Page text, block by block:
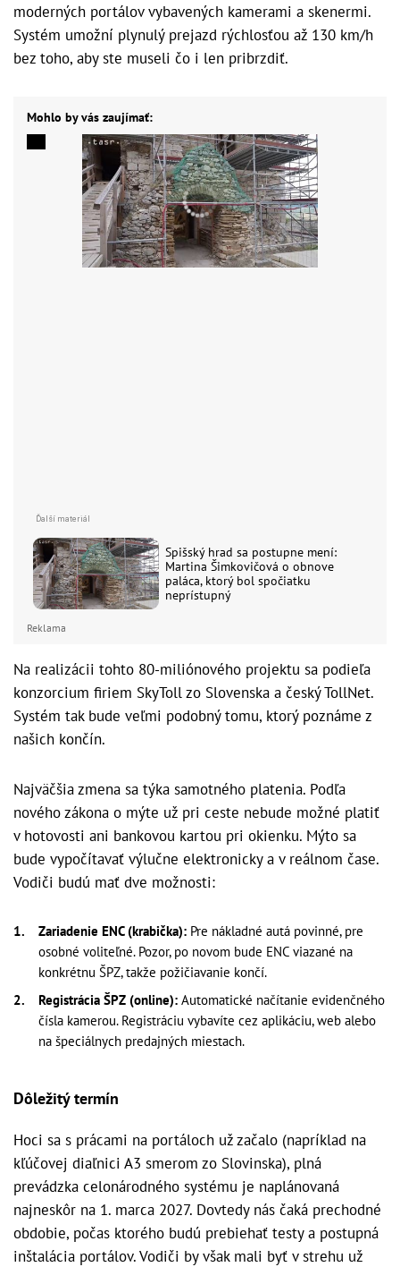
moderných portálov vybavených kamerami a skenermi.
Systém umožní plynulý prejazd rýchlosťou až 130 km/h
bez toho, aby ste museli čo i len pribrzdiť.
Mohlo by vás zaujímať:
Spišský hrad sa postupne mení:
Martina Šimkovičová o obnove
paláca, ktorý bol spočiatku
neprístupný
Reklama
Na realizácii tohto 80-miliónového projektu sa podieľa
konzorcium firiem SkyToll zo Slovenska a český TollNet.
Systém tak bude veľmi podobný tomu, ktorý poznáme z
našich končín.
Najväčšia zmena sa týka samotného platenia. Podľa
nového zákona o mýte už pri ceste nebude možné platiť
v hotovosti ani bankovou kartou pri okienku. Mýto sa
bude vypočítavať výlučne elektronicky a v reálnom čase.
Vodiči budú mať dve možnosti:
Zariadenie ENC (krabička): Pre nákladné autá povinné, pre
osobné voliteľné. Pozor, po novom bude ENC viazané na
konkrétnu ŠPZ, takže požičiavanie končí.
Registrácia ŠPZ (online): Automatické načítanie evidenčného
čísla kamerou. Registráciu vybavíte cez aplikáciu, web alebo
na špeciálnych predajných miestach.
Dôležitý termín
Hoci sa s prácami na portáloch už začalo (napríklad na
kľúčovej diaľnici A3 smerom zo Slovinska), plná
prevádzka celonárodného systému je naplánovaná
najneskôr na 1. marca 2027. Dovtedy nás čaká prechodné
obdobie, počas ktorého budú prebiehať testy a postupná
inštalácia portálov. Vodiči by však mali byť v strehu už